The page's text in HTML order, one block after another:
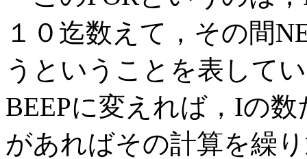
１０迄数えて，その間
うということを表して
BEEPに変えれば，Iの
があればその計算を繰